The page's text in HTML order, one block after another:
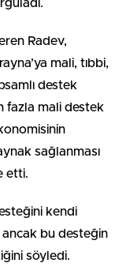
Radev,
mali, tıbbi,
destek
fazla mali destek
sağlanması
etti.
kendi
bu desteğin
söyledi.